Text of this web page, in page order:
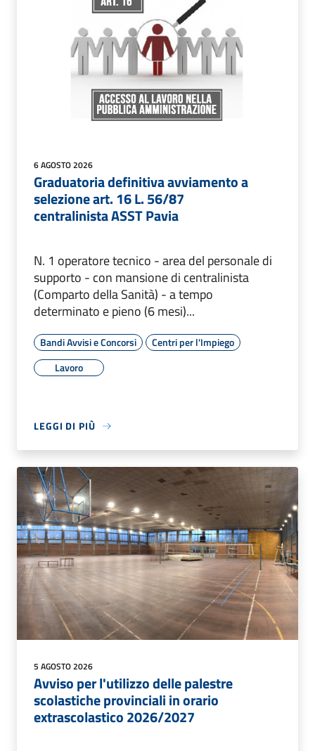
6 AGOSTO 2026
Graduatoria definitiva avviamento a
selezione art. 16 L. 56/87
centralinista ASST Pavia
N. 1 operatore tecnico - area del personale di
supporto - con mansione di centralinista
(Comparto della Sanità) - a tempo
determinato e pieno (6 mesi)...
Bandi Avvisi e Concorsi
Centri per l'Impiego
Lavoro
LEGGI DI PIÙ
5 AGOSTO 2026
Avviso per l'utilizzo delle palestre
scolastiche provinciali in orario
extrascolastico 2026/2027